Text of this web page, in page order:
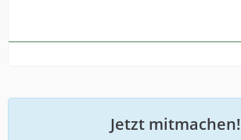
Jetzt mitmachen!